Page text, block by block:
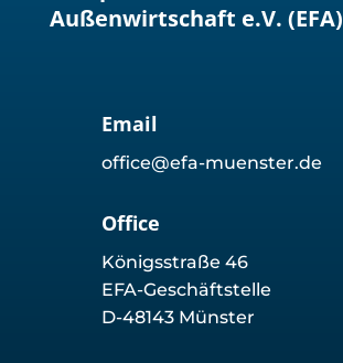
Außenwirtschaft e.V. (EFA)
Email
office@efa-muenster.de
Office
Königsstraße 46
EFA-Geschäftstelle
D-48143 Münster